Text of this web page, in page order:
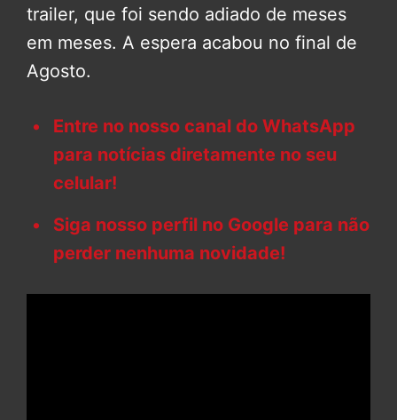
trailer, que foi sendo adiado de meses
em meses. A espera acabou no final de
Agosto.
Entre no nosso canal do WhatsApp
para notícias diretamente no seu
celular!
Siga nosso perfil no Google para não
perder nenhuma novidade!